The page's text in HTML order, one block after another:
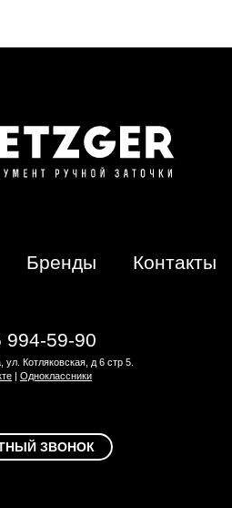
Бренды Контакты
994-59-90
ул. Котляковская, д 6 стр 5.
| Одноклассники
ЗВОНОК